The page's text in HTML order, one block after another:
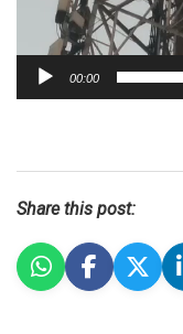
00:00
Share this post: